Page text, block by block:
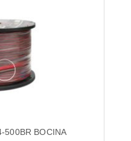
500BR BOCINA